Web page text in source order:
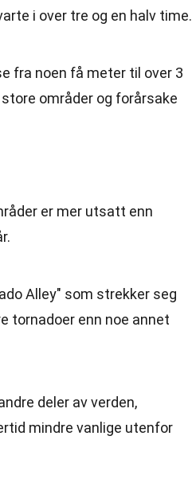
i over tre og en halv time.
fra noen få meter til over 3
områder og forårsake
er mer utsatt enn
Alley" som strekker seg
tornadoer enn noe annet
deler av verden,
mindre vanlige utenfor